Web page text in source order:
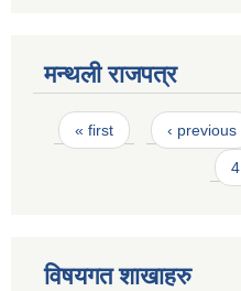
मन्थली राजपत्र
Pages
« first ‹ previous
4
विषयगत शाखाहरु